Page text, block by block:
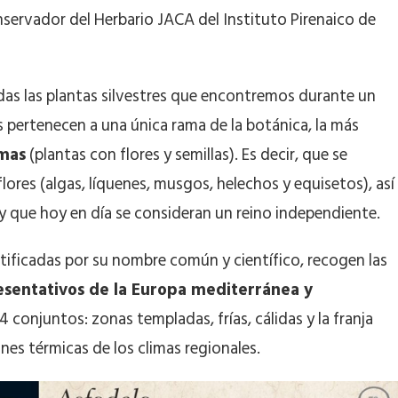
del Herbario JACA del Instituto Pirenaico de
las plantas silvestres que encontremos durante un
a una única rama de la botánica, la más
(plantas con flores y semillas). Es decir, que se
(algas, líquenes, musgos, helechos y equisetos), así
hoy en día se consideran un reino independiente.
por su nombre común y científico, recogen las
de la Europa mediterránea y
zonas templadas, frías, cálidas y la franja
térmicas de los climas regionales.